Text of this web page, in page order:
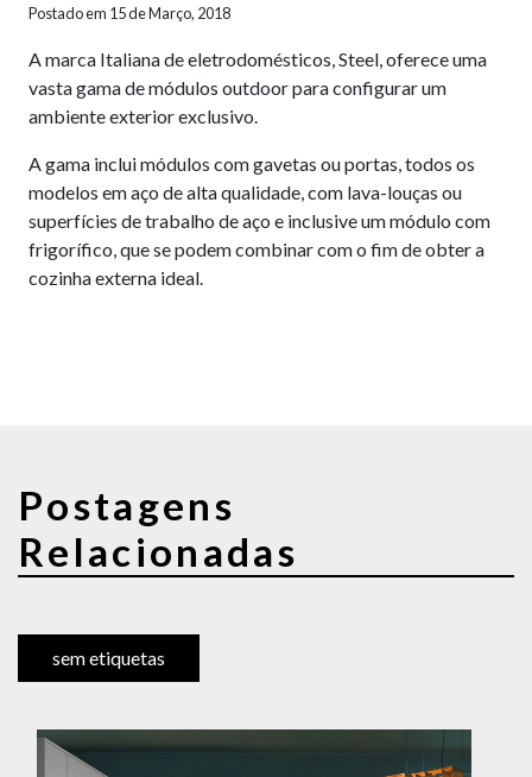
Postado em 15 de Março, 2018
A marca Italiana de eletrodomésticos, Steel, oferece uma
vasta gama de módulos outdoor para configurar um
ambiente exterior exclusivo.
A gama inclui módulos com gavetas ou portas, todos os
modelos em aço de alta qualidade, com lava-louças ou
superfícies de trabalho de aço e inclusive um módulo com
frigorífico, que se podem combinar com o fim de obter a
cozinha externa ideal.
Postagens
Relacionadas
sem etiquetas